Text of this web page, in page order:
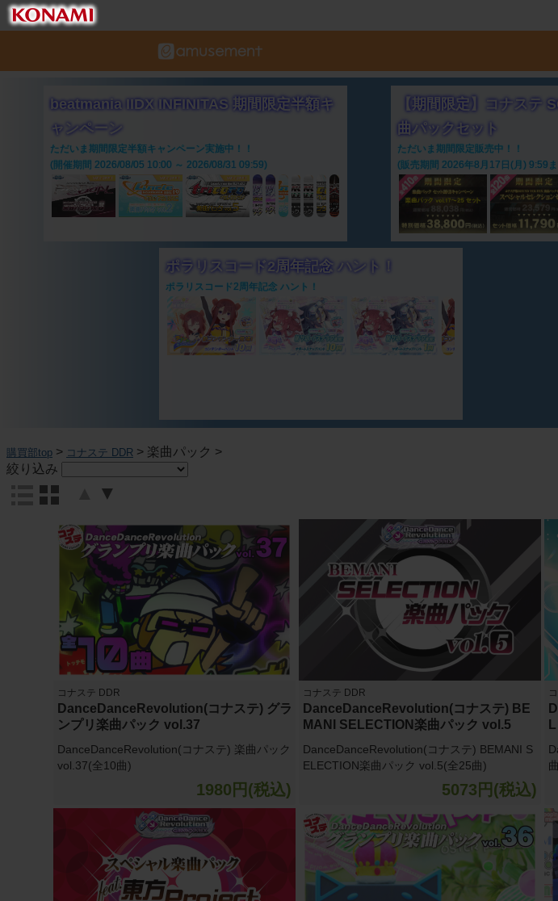
beatmania IIDX INFINITAS 期間限定半額キ
ャンペーン
ただいま期間限定半額キャンペーン実施中！！
(開催期間 2026/08/05 10:00 ～ 2026/08/31 09:59)
【期間限定】コナステ
曲パックセット
ただいま期間限定販売中！！
(販売期間 2026年8月17日(月) 9:59
ポラリスコード2周年記念 ハント！
ポラリスコード2周年記念 ハント！
購買部top > コナステ DDR > 楽曲パック >
絞り込み
▼
コナステ DDR
DanceDanceRevolution(コナステ) グラ
ンプリ楽曲パック vol.37
DanceDanceRevolution(コナステ) 楽曲パック
vol.37(全10曲)
1980円(税込)
コナステ DDR
DanceDanceRevolution(コナステ) BE
MANI SELECTION楽曲パック vol.5
DanceDanceRevolution(コナステ) BEMANI S
ELECTION楽曲パック vol.5(全25曲)
5073円(税込)